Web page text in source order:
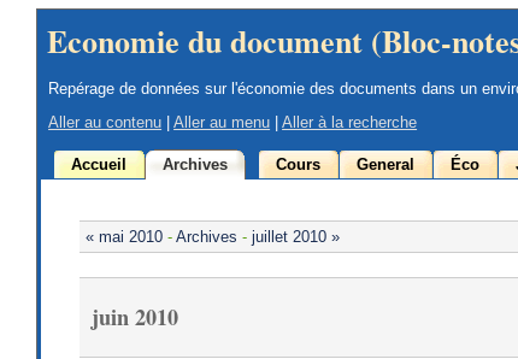
Economie du document (Bloc-
Repérage de données sur l'économie des documents dans un
Aller au contenu |Aller au menu |Aller à la recherche
Accueil Archives Cours General Éco
« mai 2010- Archives - juillet 2010 »
juin 2010